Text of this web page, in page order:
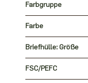
Farbgruppe
Farbe
Briefhülle: Größe
FSC/PEFC